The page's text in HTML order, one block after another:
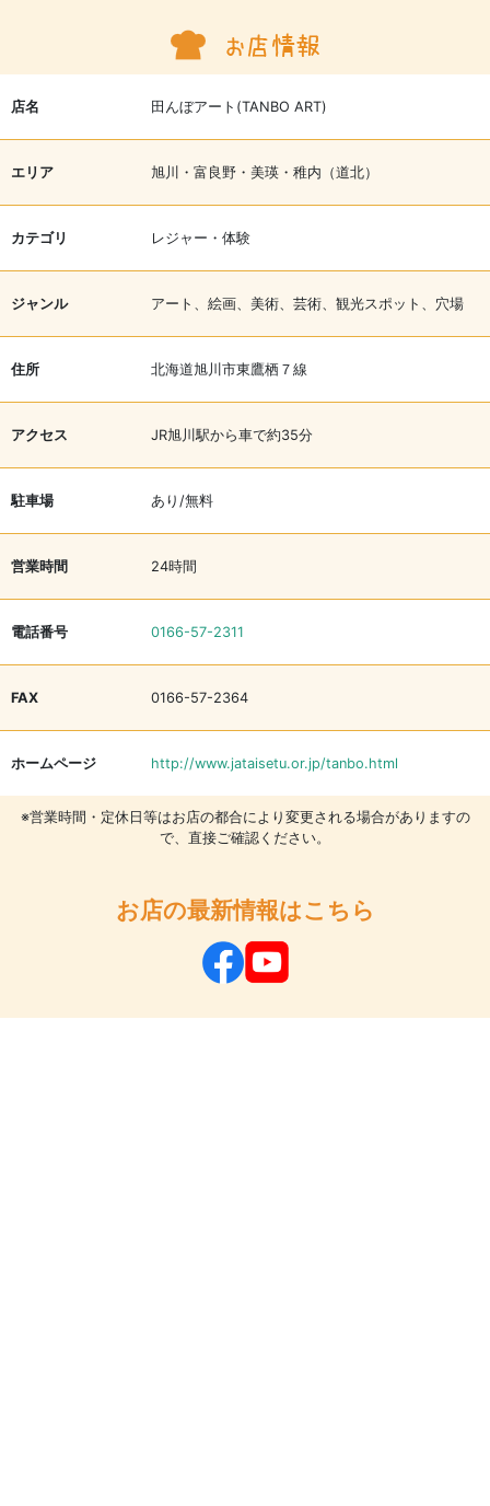
店名 田んぼアート(TANBO ART)
エリア 旭川・富良野・美瑛・稚内（道北）
カテゴリ レジャー・体験
ジャンル アート、絵画、美術、芸術、観光スポット、穴場
住所 北海道旭川市東鷹栖７線
アクセス JR旭川駅から車で約35分
駐車場 あり/無料
営業時間 24時間
電話番号 0166-57-2311
FAX 0166-57-2364
ホームページ http://www.jataisetu.or.jp/tanbo.html
※営業時間・定休日等はお店の都合により変更される場合がありますの
で、直接ご確認ください。
お店の最新情報はこちら